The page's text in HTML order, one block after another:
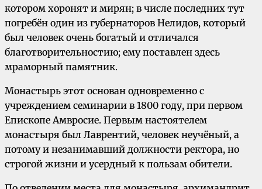
котором хоронят и мирян; в числе последних тут
погребён один из губернаторов Нелидов, который
был человек очень богатый и отличался
благотворительностию; ему поставлен здесь
мраморный памятник.
Монастырь этот основан одновременно с
учреждением семинарии в 1800 году, при первом
Епископе Амвросие. Первым настоятелем
монастыря был Лаврентий, человек неучёный, а
потому и незанимавший должности ректора, но
строгой жизни и усердный к пользам обители.